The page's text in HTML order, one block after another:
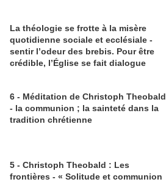
La théologie se frotte à la misère
quotidienne sociale et ecclésiale -
sentir l’odeur des brebis. Pour être
crédible, l’Église se fait dialogue
6 - Méditation de Christoph Theobald
- la communion ; la sainteté dans la
tradition chrétienne
5 - Christoph Theobald : Les
frontières - « Solitude et communion